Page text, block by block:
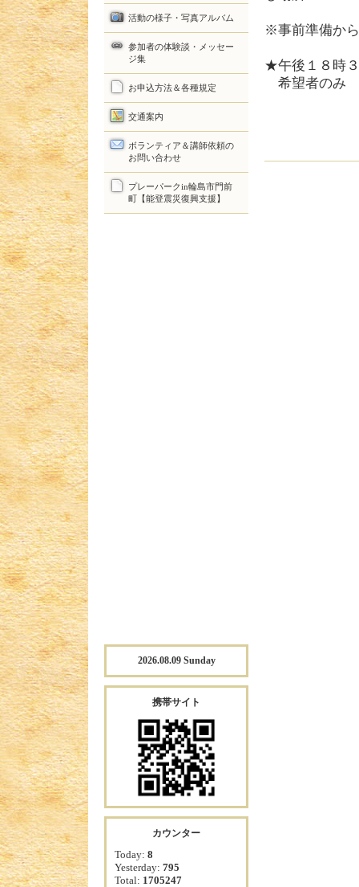
※事前準備か
★午後１８時
希望者のみ
活動の様子・写真アルバム
参加者の体験談・メッセー
ジ集
お申込方法＆各種規定
交通案内
ボランティア＆講師依頼の
お問い合わせ
プレーパークin輪島市門前
町【能登震災復興支援】
2026.08.09 Sunday
携帯サイト
カウンター
Today: 8
Yesterday: 795
Total: 1705247